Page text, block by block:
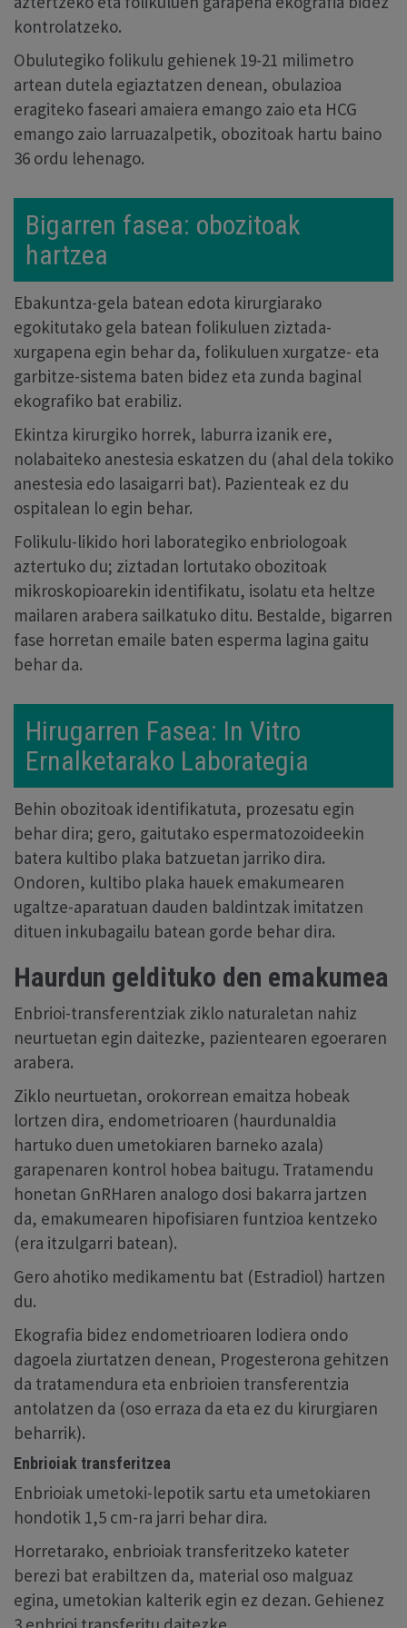
kontrolatzeko.
Obulutegiko folikulu gehienek 19-21 milimetro
artean dutela egiaztatzen denean, obulazioa
eragiteko faseari amaiera emango zaio eta HCG
emango zaio larruazalpetik, obozitoak hartu baino
36 ordu lehenago.
Bigarren fasea: obozitoak
hartzea
Ebakuntza-gela batean edota kirurgiarako
egokitutako gela batean folikuluen ziztada-
xurgapena egin behar da, folikuluen xurgatze- eta
garbitze-sistema baten bidez eta zunda baginal
ekografiko bat erabiliz.
Ekintza kirurgiko horrek, laburra izanik ere,
nolabaiteko anestesia eskatzen du (ahal dela tokiko
anestesia edo lasaigarri bat). Pazienteak ez du
ospitalean lo egin behar.
Folikulu-likido hori laborategiko enbriologoak
aztertuko du; ziztadan lortutako obozitoak
mikroskopioarekin identifikatu, isolatu eta heltze
mailaren arabera sailkatuko ditu. Bestalde, bigarren
fase horretan emaile baten esperma lagina gaitu
behar da.
Hirugarren Fasea: In Vitro
Ernalketarako Laborategia
Behin obozitoak identifikatuta, prozesatu egin
behar dira; gero, gaitutako espermatozoideekin
batera kultibo plaka batzuetan jarriko dira.
Ondoren, kultibo plaka hauek emakumearen
ugaltze-aparatuan dauden baldintzak imitatzen
dituen inkubagailu batean gorde behar dira.
Haurdun geldituko den emakumea
Enbrioi-transferentziak ziklo naturaletan nahiz
neurtuetan egin daitezke, pazientearen egoeraren
arabera.
Ziklo neurtuetan, orokorrean emaitza hobeak
lortzen dira, endometrioaren (haurdunaldia
hartuko duen umetokiaren barneko azala)
garapenaren kontrol hobea baitugu. Tratamendu
honetan GnRHaren analogo dosi bakarra jartzen
da, emakumearen hipofisiaren funtzioa kentzeko
(era itzulgarri batean).
Gero ahotiko medikamentu bat (Estradiol) hartzen
du.
Ekografia bidez endometrioaren lodiera ondo
dagoela ziurtatzen denean, Progesterona gehitzen
da tratamendura eta enbrioien transferentzia
antolatzen da (oso erraza da eta ez du kirurgiaren
beharrik).
Enbrioiak transferitzea
Enbrioiak umetoki-lepotik sartu eta umetokiaren
hondotik 1,5 cm-ra jarri behar dira.
Horretarako, enbrioiak transferitzeko kateter
berezi bat erabiltzen da, material oso malguaz
egina, umetokian kalterik egin ez dezan. Gehienez